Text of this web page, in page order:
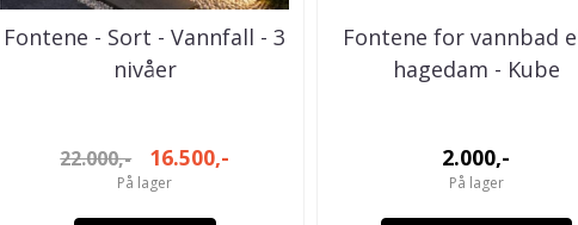
Fontene - Sort - Vannfall - 3
nivåer
22.000,- 16.500,-
På lager
Fontene for vannbad
hagedam - Kube
2.000,-
På lager